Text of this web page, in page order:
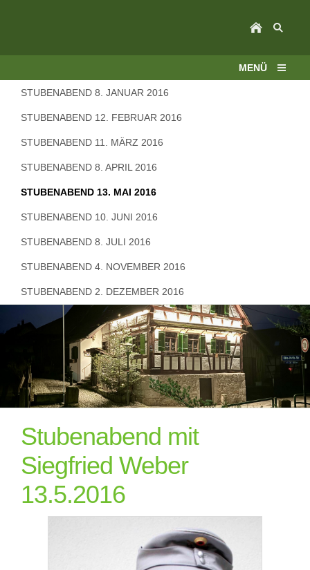
MENÜ
STUBENABEND 8. JANUAR 2016
STUBENABEND 12. FEBRUAR 2016
STUBENABEND 11. MÄRZ 2016
STUBENABEND 8. APRIL 2016
STUBENABEND 13. MAI 2016
STUBENABEND 10. JUNI 2016
STUBENABEND 8. JULI 2016
STUBENABEND 4. NOVEMBER 2016
STUBENABEND 2. DEZEMBER 2016
Stubenabend mit
Siegfried Weber
13.5.2016